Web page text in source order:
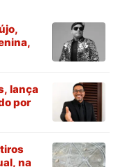
lança
por
na